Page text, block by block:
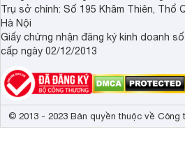
Trụ sở chính: Số 195 Khâm Thiên, Thổ
Hà Nội
Giấy chứng nhận đăng ký kinh doanh
cấp ngày 02/12/2013
© 2013 - 2023 Bản quyền thuộc về Công